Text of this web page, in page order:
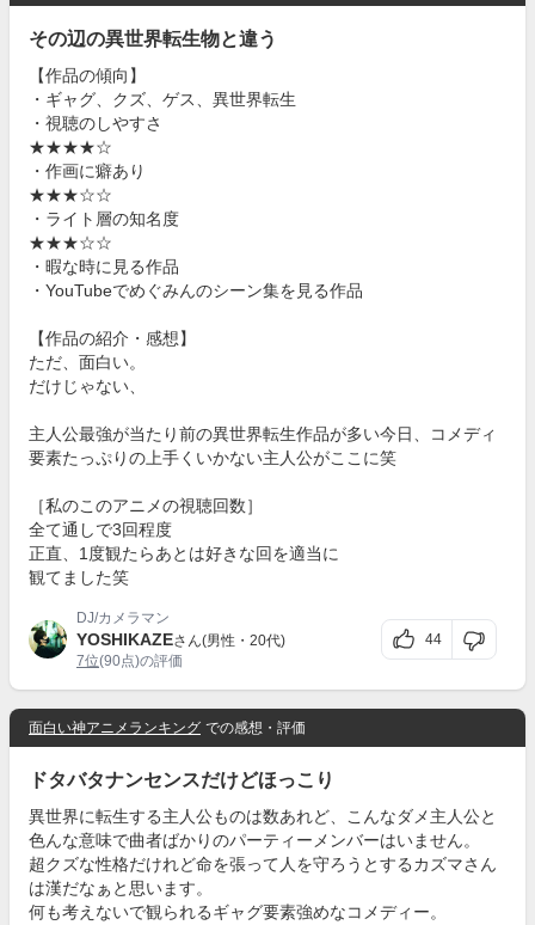
その辺の異世界転生物と違う
【作品の傾向】
・ギャグ、クズ、ゲス、異世界転生
・視聴のしやすさ
★★★★☆
・作画に癖あり
★★★☆☆
・ライト層の知名度
★★★☆☆
・暇な時に見る作品
・YouTubeでめぐみんのシーン集を見る作品
【作品の紹介・感想】
ただ、面白い。
だけじゃない、
主人公最強が当たり前の異世界転生作品が多い今日、コメディ
要素たっぷりの上手くいかない主人公がここに笑
［私のこのアニメの視聴回数］
全て通しで3回程度
正直、1度観たらあとは好きな回を適当に
観てました笑
DJ/カメラマン
YOSHIKAZEさん(男性・20代)
7位(90点)の評価
44
面白い神アニメランキング での感想・評価
ドタバタナンセンスだけどほっこり
異世界に転生する主人公ものは数あれど、こんなダメ主人公と
色んな意味で曲者ばかりのパーティーメンバーはいません。
超クズな性格だけれど命を張って人を守ろうとするカズマさん
は漢だなぁと思います。
何も考えないで観られるギャグ要素強めなコメディー。